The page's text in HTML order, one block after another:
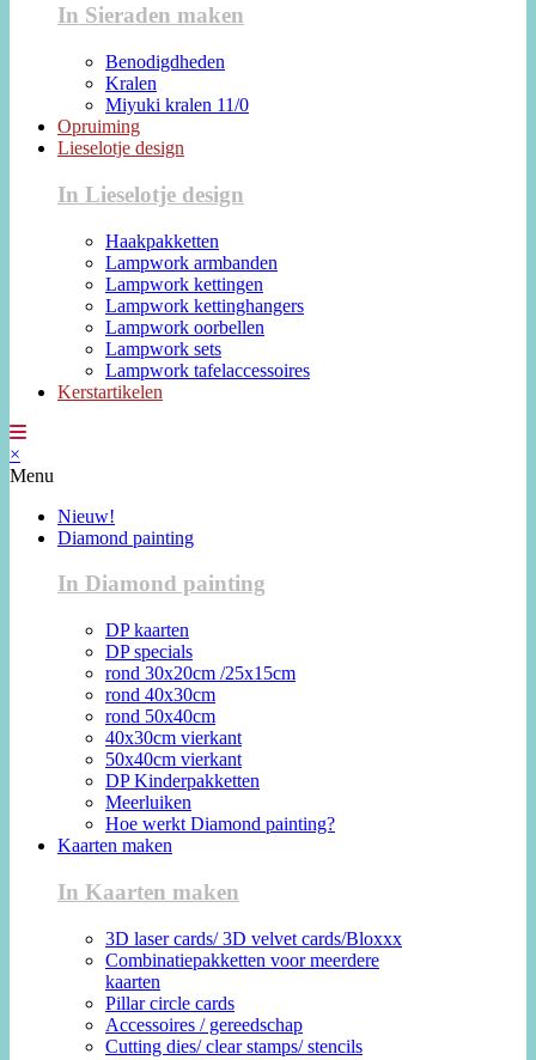
In Sieraden maken
Benodigdheden
Kralen
Miyuki kralen 11/0
Opruiming
Lieselotje design
In Lieselotje design
Haakpakketten
Lampwork armbanden
Lampwork kettingen
Lampwork kettinghangers
Lampwork oorbellen
Lampwork sets
Lampwork tafelaccessoires
Kerstartikelen
×
Menu
Nieuw!
Diamond painting
In Diamond painting
DP kaarten
DP specials
rond 30x20cm /25x15cm
rond 40x30cm
rond 50x40cm
40x30cm vierkant
50x40cm vierkant
DP Kinderpakketten
Meerluiken
Hoe werkt Diamond painting?
Kaarten maken
In Kaarten maken
3D laser cards/ 3D velvet cards/Bloxxx
Combinatiepakketten voor meerdere
kaarten
Pillar circle cards
Accessoires / gereedschap
Cutting dies/ clear stamps/ stencils